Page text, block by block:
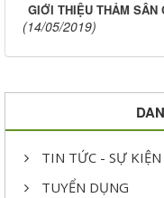
GIỚI THIỆU THẢM SÂN
(14/05/2019)
TIN TỨC - SỰ KIỆN
TUYỂN DỤNG